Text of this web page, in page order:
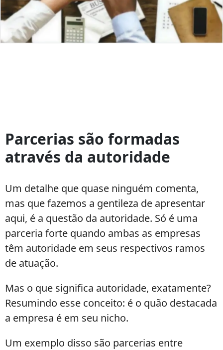
para
fazer
parcerias
outras
empresas?
Parcerias são formadas
através da autoridade
Um detalhe que quase ninguém comenta,
mas que fazemos a gentileza de apresentar
aqui, é a questão da autoridade. Só é uma
parceria forte quando ambas as empresas
têm autoridade em seus respectivos ramos
de atuação.
Mas o que significa autoridade, exatamente?
Resumindo esse conceito: é o quão destacada
a empresa é em seu nicho.
Um exemplo disso são parcerias entre